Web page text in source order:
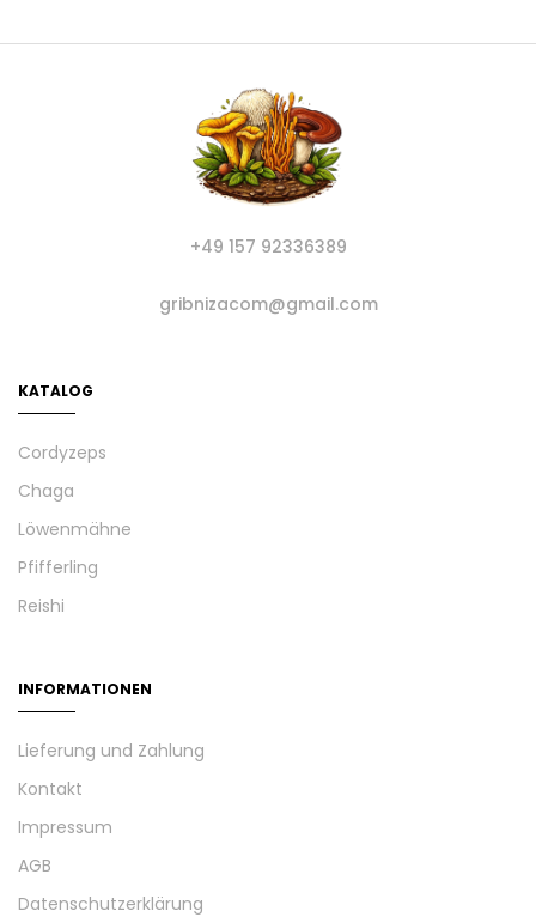
+49 157 92336389
gribnizacom@gmail.com
KATALOG
Cordyzeps
Chaga
Löwenmähne
Pfifferling
Reishi
INFORMATIONEN
Lieferung und Zahlung
Kontakt
Impressum
AGB
Datenschutzerklärung